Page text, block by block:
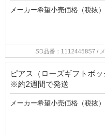
メーカー希望小売価格（税抜）
SD品番：11124458S7 /
ピアス（ローズギフトボ
※約2週間で発送
メーカー希望小売価格（税抜）